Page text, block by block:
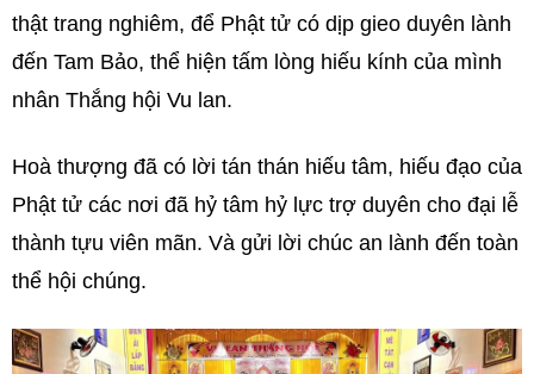
thật trang nghiêm, để Phật tử có dịp gieo duyên lành
đến Tam Bảo, thể hiện tấm lòng hiếu kính của mình
nhân Thắng hội Vu lan.
Hoà thượng đã có lời tán thán hiếu tâm, hiếu đạo của
Phật tử các nơi đã hỷ tâm hỷ lực trợ duyên cho đại lễ
thành tựu viên mãn. Và gửi lời chúc an lành đến toàn
thể hội chúng.